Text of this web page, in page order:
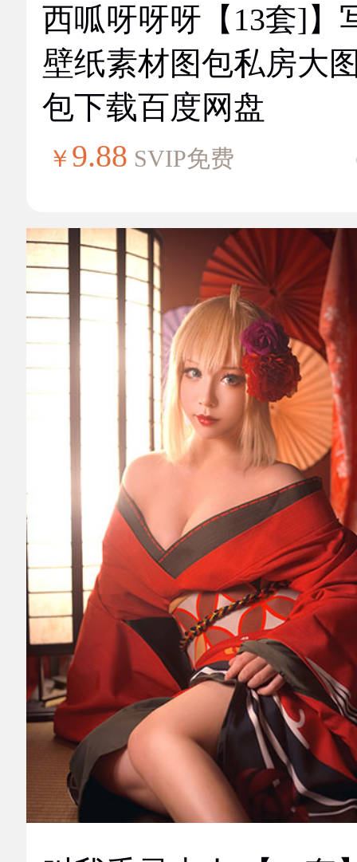
西呱呀呀呀【13套]】
壁纸素材图包私房大
包下载百度网盘
￥ 9.88 SVIP免费